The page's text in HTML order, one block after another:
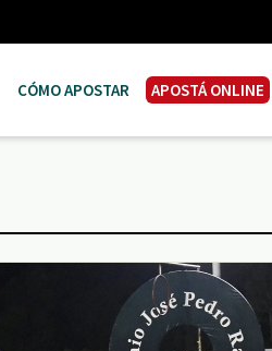
CÓMO APOSTAR APOSTÁ ONLINE